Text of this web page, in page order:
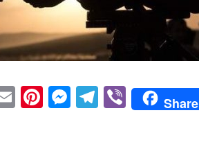
E
Pi M T
Vi
b
Share